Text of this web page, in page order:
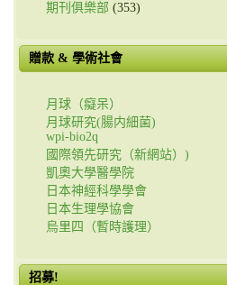
期刊俱樂部 (353)
贈款 & 學術社會
月球（癡呆）
月球研究(腸内細菌)
wpi-bio2q
國際領先研究（新網站）)
凱奧大學醫學院
日本神經科學學會
日本生理學協會
烏里四（暫時護理）
招募!